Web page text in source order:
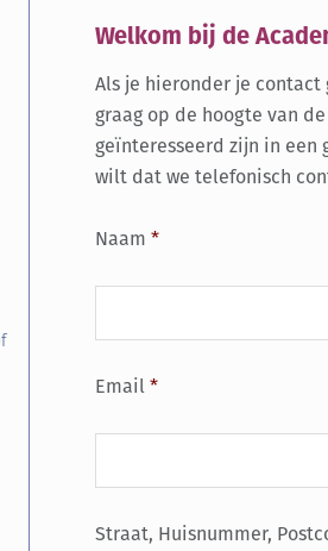
Welkom bij de
Als je hieronder je
graag op de hoogte van
geïnteresseerd zijn in een
wilt dat we telefonisch
Naam *
Email*
Straat, Huisnummer,